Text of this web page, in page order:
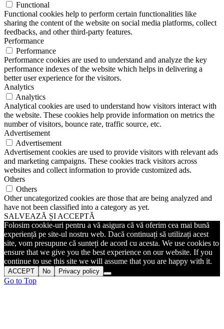
Functional
Functional cookies help to perform certain functionalities like
sharing the content of the website on social media platforms, collect
feedbacks, and other third-party features.
Performance
Performance
Performance cookies are used to understand and analyze the key
performance indexes of the website which helps in delivering a
better user experience for the visitors.
Analytics
Analytics
Analytical cookies are used to understand how visitors interact with
the website. These cookies help provide information on metrics the
number of visitors, bounce rate, traffic source, etc.
Advertisement
Advertisement
Advertisement cookies are used to provide visitors with relevant ads
and marketing campaigns. These cookies track visitors across
websites and collect information to provide customized ads.
Others
Others
Other uncategorized cookies are those that are being analyzed and
have not been classified into a category as yet.
SALVEAZĂ ȘI ACCEPTĂ
Folosim cookie-uri pentru a vă asigura că vă oferim cea mai bună
experiență pe site-ul nostru web. Dacă continuați să utilizați acest
site, vom presupune că sunteți de acord cu acesta. We use cookies to
ensure that we give you the best experience on our website. If you
continue to use this site we will assume that you are happy with it.
ACCEPT No Privacy policy
Go to Top